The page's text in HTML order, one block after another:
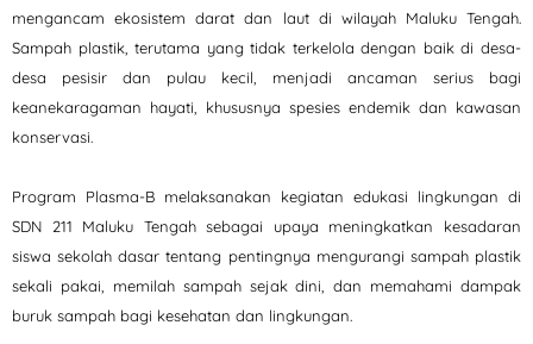
mengancam ekosistem darat dan laut di wilayah Maluku Tengah.
Sampah plastik, terutama yang tidak terkelola dengan baik di desa-
desa pesisir dan pulau kecil, menjadi ancaman serius bagi
keanekaragaman hayati, khususnya spesies endemik dan kawasan
konservasi.
Program Plasma-B melaksanakan kegiatan edukasi lingkungan di
SDN 211 Maluku Tengah sebagai upaya meningkatkan kesadaran
siswa sekolah dasar tentang pentingnya mengurangi sampah plastik
sekali pakai, memilah sampah sejak dini, dan memahami dampak
buruk sampah bagi kesehatan dan lingkungan.